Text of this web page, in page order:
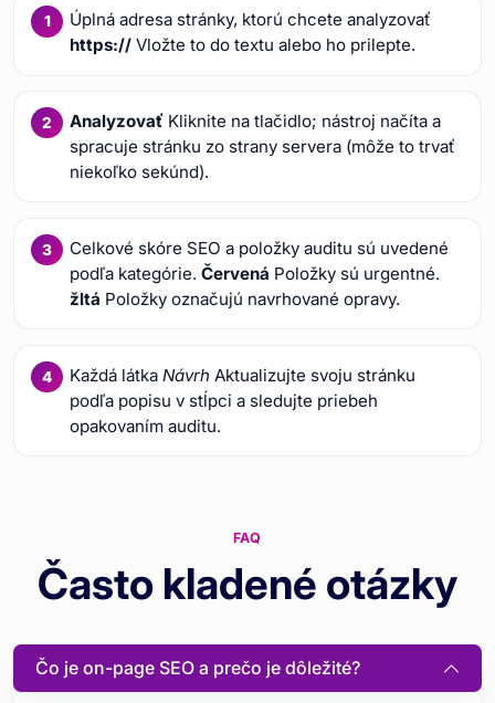
Úplná adresa stránky, ktorú chcete analyzovať
https://Vložte to do textu alebo ho prilepte.
Analyzovať Kliknite na tlačidlo; nástroj načíta a
spracuje stránku zo strany servera (môže to trvať
niekoľko sekúnd).
Celkové skóre SEO a položky auditu sú uvedené
podľa kategórie. Červená Položky sú urgentné.
žltá Položky označujú navrhované opravy.
Každá látka Návrh Aktualizujte svoju stránku
podľa popisu v stĺpci a sledujte priebeh
opakovaním auditu.
FAQ
Často kladené otázky
Čo je on-page SEO a prečo je dôležité?